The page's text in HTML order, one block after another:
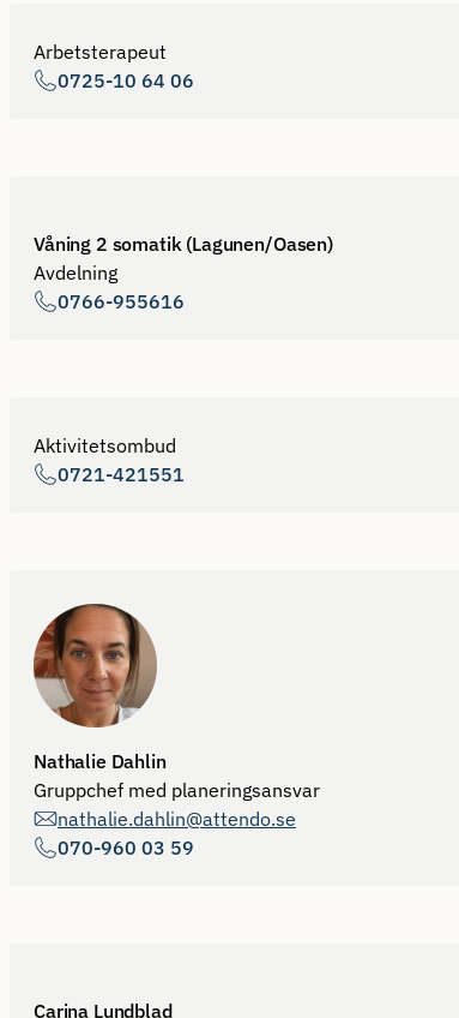
Arbetsterapeut
0725-10 64 06
Våning 2 somatik (Lagunen/Oasen)
Avdelning
0766-955616
Aktivitetsombud
0721-421551
Nathalie Dahlin
Gruppchef med planeringsansvar
nathalie.dahlin@attendo.se
070-960 03 59
Carina Lundblad